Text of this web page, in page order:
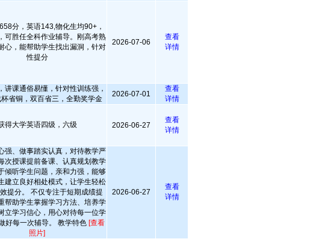
分，英语143,物化生均90+，
可胜任全科作业辅导。刚高考熟
心，能帮助学生找出漏洞，针对
性提分
2026-07-06
查看
详情
讲课通俗易懂，针对性训练强，
省铜，双百省三，全勤奖学金
2026-07-01
查看
详情
得大学英语四级，六级 2026-06-27
查看
详情
强、做事踏实认真，对待教学严
次授课提前备课、认真规划教学
倾听学生问题，亲和力强，能够
建立良好相处模式，让学生轻松
提分。 不仅专注于短期成绩提
帮助学生掌握学习方法、培养学
立学习信心，用心对待每一位学
好每一次辅导。 教学特色 [查看
照片]
2026-06-27
查看
详情